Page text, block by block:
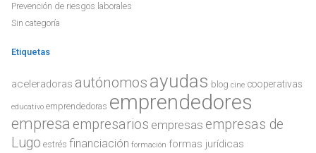
Prevención de riesgos laborales
Sin categoría
Etiquetas
aceleradoras autónomos ayudas blog cine cooperativas
educativo emprendedoras emprendedores
empresa empresarios empresas empresas de
Lugo estrés financiación formación formas jurídicas